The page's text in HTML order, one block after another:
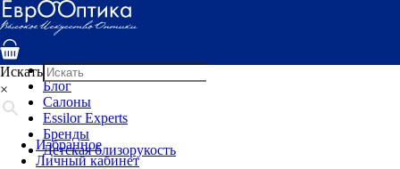
Услуги
Специалисты
Детская оптика
Блог
Салоны
Essilor Experts
Бренды
Детская близорукость
Искать
×
Избранное
Личный кабинет